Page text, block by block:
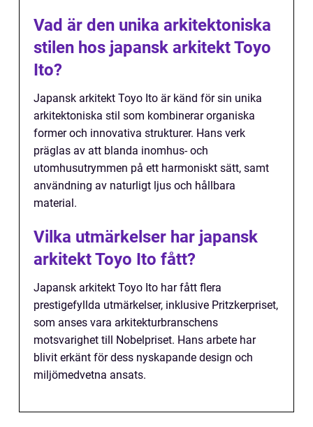
Vad är den unika arkitektoniska
stilen hos japansk arkitekt Toyo
Ito?
Japansk arkitekt Toyo Ito är känd för sin unika
arkitektoniska stil som kombinerar organiska
former och innovativa strukturer. Hans verk
präglas av att blanda inomhus- och
utomhusutrymmen på ett harmoniskt sätt, samt
användning av naturligt ljus och hållbara
material.
Vilka utmärkelser har japansk
arkitekt Toyo Ito fått?
Japansk arkitekt Toyo Ito har fått flera
prestigefyllda utmärkelser, inklusive Pritzkerpriset,
som anses vara arkitekturbranschens
motsvarighet till Nobelpriset. Hans arbete har
blivit erkänt för dess nyskapande design och
miljömedvetna ansats.